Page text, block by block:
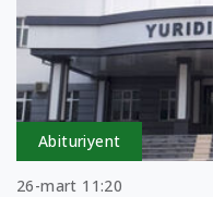
Abituriyent
26-mart 11:20